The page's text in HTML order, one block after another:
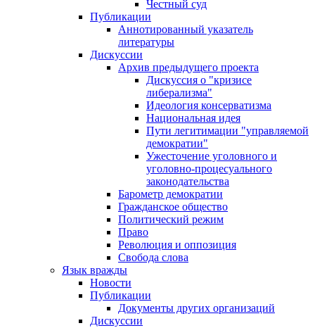
Честный суд
Публикации
Аннотированный указатель
литературы
Дискуссии
Архив предыдущего проекта
Дискуссия о "кризисе
либерализма"
Идеология консерватизма
Национальная идея
Пути легитимации "управляемой
демократии"
Ужесточение уголовного и
уголовно-процесуального
законодательства
Барометр демократии
Гражданское общество
Политический режим
Право
Революция и оппозиция
Свобода слова
Язык вражды
Новости
Публикации
Документы других организаций
Дискуссии